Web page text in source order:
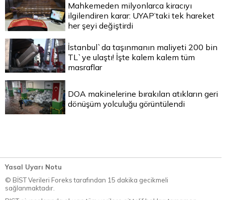
Mahkemeden milyonlarca kiracıyı
ilgilendiren karar: UYAP’taki tek hareket
her şeyi değiştirdi
İstanbul`da taşınmanın maliyeti 200 bin
TL`ye ulaştı! İşte kalem kalem tüm
masraflar
DOA makinelerine bırakılan atıkların geri
dönüşüm yolculuğu görüntülendi
Yasal Uyarı Notu
© BİST Verileri Foreks tarafından 15 dakika gecikmeli
sağlanmaktadır.